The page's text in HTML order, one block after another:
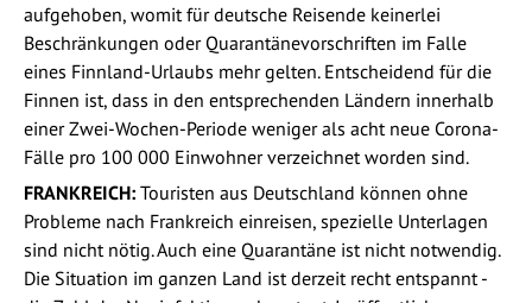
aufgehoben, womit für deutsche Reisende keinerlei
Beschränkungen oder Quarantänevorschriften im Falle
eines Finnland-Urlaubs mehr gelten. Entscheidend für die
Finnen ist, dass in den entsprechenden Ländern innerhalb
einer Zwei-Wochen-Periode weniger als acht neue Corona-
Fälle pro 100 000 Einwohner verzeichnet worden sind.
FRANKREICH: Touristen aus Deutschland können ohne
Probleme nach Frankreich einreisen, spezielle Unterlagen
sind nicht nötig. Auch eine Quarantäne ist nicht notwendig.
Die Situation im ganzen Land ist derzeit recht entspannt -